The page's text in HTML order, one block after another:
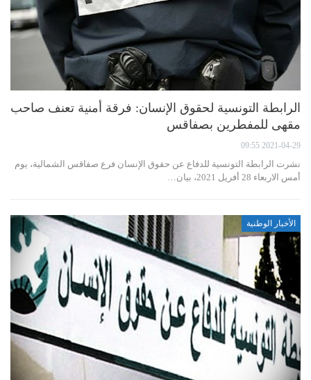
الرابطة التونسية لحقوق الإنسان: فرقة أمنية تعنف صاحب
مقهى للمفطرين بصفاقس
2021-04-29 09:55
نشرت الرابطة التونسية للدفاع عن حقوق الإنسان فرع صفاقس الشمالية، يوم
أمس الاربعاء 28 أفريل 2021، بيان…
الأخبار الوطنية